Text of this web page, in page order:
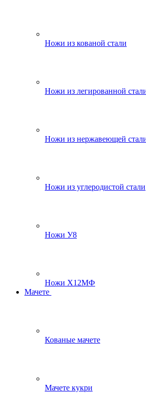
Ножи из кованой стали
Ножи из легированной
Ножи из нержавеющей
Ножи из углеродистой стали
Ножи У8
Ножи Х12МФ
Мачете
Кованые мачете
Мачете кукри